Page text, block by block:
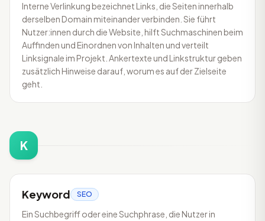
Interne Verlinkung bezeichnet Links, die Seiten innerhalb
derselben Domain miteinander verbinden. Sie führt
Nutzer:innen durch die Website, hilft Suchmaschinen beim
Auffinden und Einordnen von Inhalten und verteilt
Linksignale im Projekt. Ankertexte und Linkstruktur geben
zusätzlich Hinweise darauf, worum es auf der Zielseite
geht.
K
Keyword SEO
Ein Suchbegriff oder eine Suchphrase, die Nutzer in